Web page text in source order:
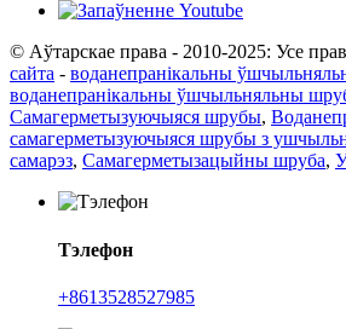
© Аўтарскае права - 2010-2025: Усе
сайта - воданепранікальны
воданепранікальны ўшчыльняльны
Самагерметызуючыяся шрубы,
самагерметызуючыяся шрубы з
самарэз, Самагерметызацыйны шруба,
Тэлефон
+8613528527985